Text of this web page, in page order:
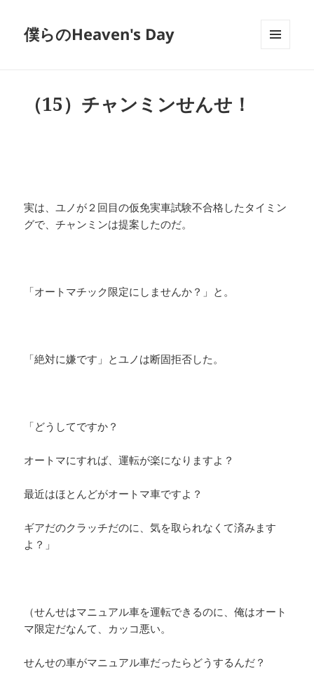
僕らのHeaven's Day
（15）チャンミンせんせ！
実は、ユノが２回目の仮免実車試験不合格したタイミン
グで、チャンミンは提案したのだ。
「オートマチック限定にしませんか？」と。
「絶対に嫌です」とユノは断固拒否した。
「どうしてですか？
オートマにすれば、運転が楽になりますよ？
最近はほとんどがオートマ車ですよ？
ギアだのクラッチだのに、気を取られなくて済みます
よ？」
（せんせはマニュアル車を運転できるのに、俺はオート
マ限定だなんて、カッコ悪い。
せんせの車がマニュアル車だったらどうするんだ？